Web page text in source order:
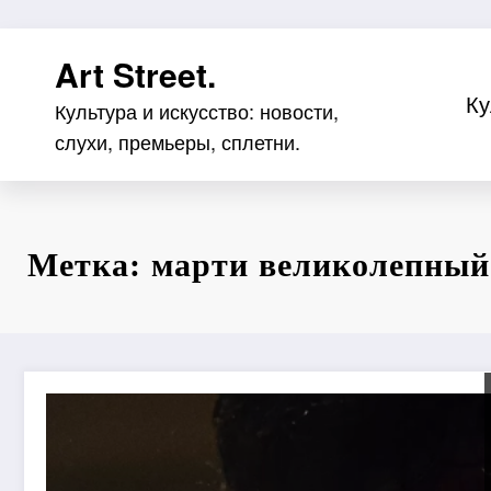
содержимомуArt Street.
Культура и искусство: новости,
слухи, премьеры, сплетни.
Метка: марти великолепный